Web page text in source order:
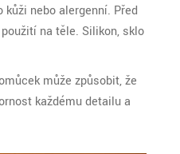
nebo alergenní. Před
na těle. Silikon, sklo
může způsobit, že
každému detailu a